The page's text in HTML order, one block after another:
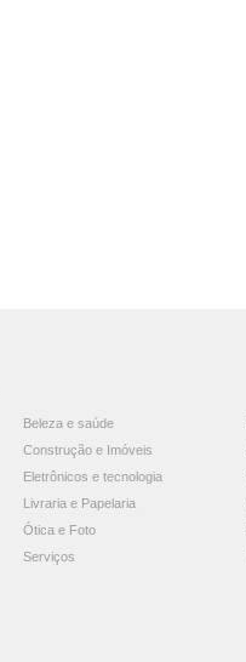
Beleza e saúde
Construção e Imóveis
Eletrônicos e tecnologia
Livraria e Papelaria
Ótica e Foto
Serviços